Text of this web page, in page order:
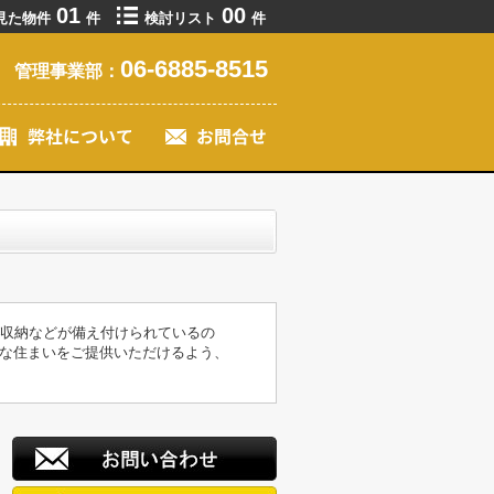
た物件 01 件 検討リスト 00 件
管理事業部： 06-6885-8515
納などが備え付けられているの
まいをご提供いただけるよう、